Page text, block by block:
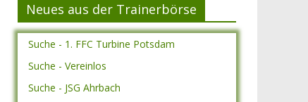
Neues aus der Trainerbörse
Suche - 1. FFC Turbine Potsdam
Suche - Vereinlos
Suche - JSG Ahrbach